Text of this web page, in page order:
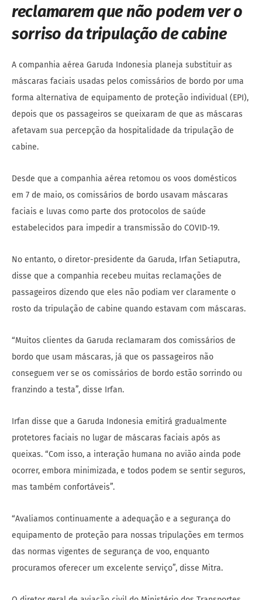
reclamarem que não podem ver o
sorriso da tripulação de cabine
A companhia aérea Garuda Indonesia planeja substituir as
máscaras faciais usadas pelos comissários de bordo por uma
forma alternativa de equipamento de proteção individual (EPI),
depois que os passageiros se queixaram de que as máscaras
afetavam sua percepção da hospitalidade da tripulação de
cabine.
Desde que a companhia aérea retomou os voos domésticos
em 7 de maio, os comissários de bordo usavam máscaras
faciais e luvas como parte dos protocolos de saúde
estabelecidos para impedir a transmissão do COVID-19.
No entanto, o diretor-presidente da Garuda, Irfan Setiaputra,
disse que a companhia recebeu muitas reclamações de
passageiros dizendo que eles não podiam ver claramente o
rosto da tripulação de cabine quando estavam com máscaras.
“Muitos clientes da Garuda reclamaram dos comissários de
bordo que usam máscaras, já que os passageiros não
conseguem ver se os comissários de bordo estão sorrindo ou
franzindo a testa”, disse Irfan.
Irfan disse que a Garuda Indonesia emitirá gradualmente
protetores faciais no lugar de máscaras faciais após as
queixas. “Com isso, a interação humana no avião ainda pode
ocorrer, embora minimizada, e todos podem se sentir seguros,
mas também confortáveis”.
“Avaliamos continuamente a adequação e a segurança do
equipamento de proteção para nossas tripulações em termos
das normas vigentes de segurança de voo, enquanto
procuramos oferecer um excelente serviço”, disse Mitra.